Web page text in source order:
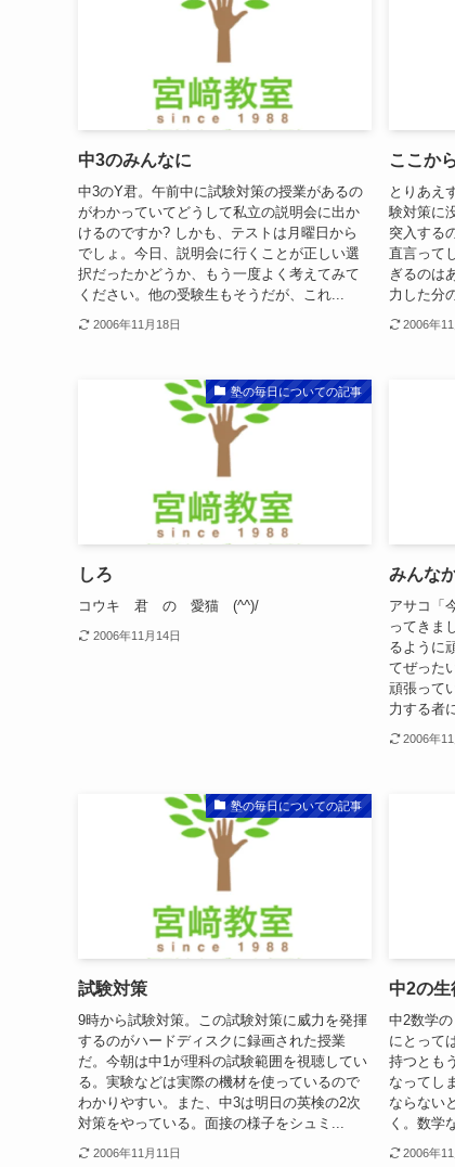
中3のみんなに
中3のY君。午前中に試験対策の授業があるの
がわかっていてどうして私立の説明会に出か
けるのですか? しかも、テストは月曜日から
でしょ。今日、説明会に行くことが正しい選
択だったかどうか、もう一度よく考えてみて
ください。他の受験生もそうだが、これ...
2006年11月18日
ここか
とりあえ
験対策に
突入する
直言って
ぎるのは
力した分
2006年
塾の毎日についての記事
しろ
コウキ 君 の 愛猫 (^^)/
2006年11月14日
みんな
アサコ「
ってきま
るように
てぜった
頑張って
力する者
2006年
塾の毎日についての記事
試験対策
9時から試験対策。この試験対策に威力を発揮
するのがハードディスクに録画された授業
だ。今朝は中1が理科の試験範囲を視聴してい
る。実験などは実際の機材を使っているので
わかりやすい。また、中3は明日の英検の2次
対策をやっている。面接の様子をシュミ...
2006年11月11日
中2の
中2数学
にとって
持つとも
なってし
ならない
く。数学
2006年